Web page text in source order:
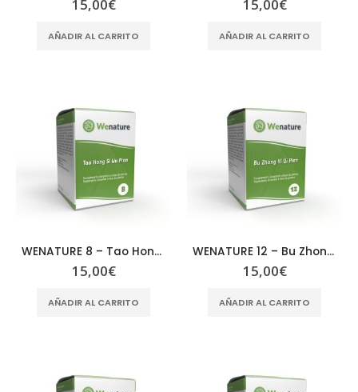
15,00€
AÑADIR AL CARRITO
15,00€
AÑADIR AL CARRITO
WENATURE 8 – Tao Hong Si Wu Pian
15,00€
AÑADIR AL CARRITO
WENATURE 12 – Bu Zhong Yi Qi Pian
15,00€
AÑADIR AL CARRITO